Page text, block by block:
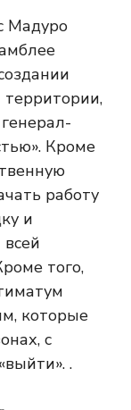
Мадуро
территории,
Кроме
работу
и
того,
которые
с
.